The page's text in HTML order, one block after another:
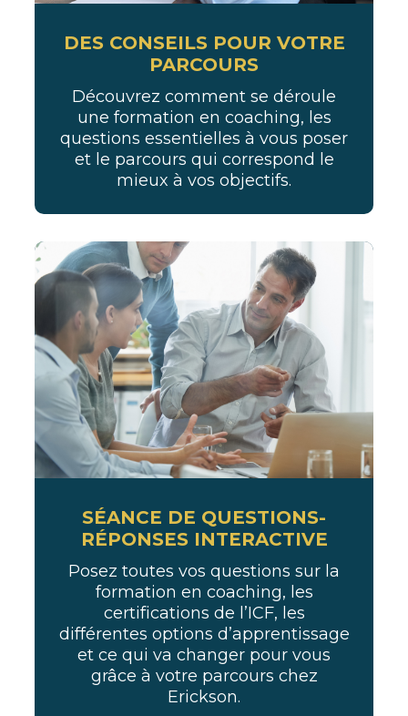
DES CONSEILS POUR VOTRE
PARCOURS
Découvrez comment se déroule
une formation en coaching, les
questions essentielles à vous poser
et le parcours qui correspond le
mieux à vos objectifs.
SÉANCE DE QUESTIONS-
RÉPONSES INTERACTIVE
Posez toutes vos questions sur la
formation en coaching, les
certifications de l’ICF, les
différentes options d’apprentissage
et ce qui va changer pour vous
grâce à votre parcours chez
Erickson.